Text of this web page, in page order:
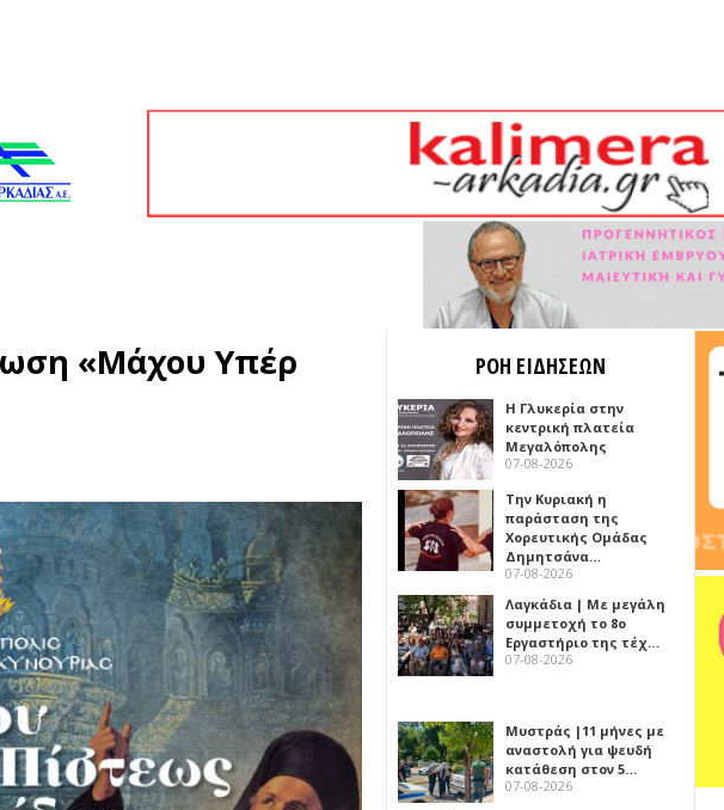
«Μάχου Υπέρ
ΡΟΗ ΕΙΔΗΣΕΩΝ
Η Γλυκερία στην
κεντρική πλατεία
Μεγαλόπολης
07-08-2026
Την Κυριακή η
παράσταση της
Χορευτικής Ομάδας
Δημητσάνα…
07-08-2026
Λαγκάδια | Με μεγάλη
συμμετοχή το 8ο
Εργαστήριο της τέχ…
07-08-2026
Μυστράς |11 μήνες με
αναστολή για ψευδή
κατάθεση στον 5…
07-08-2026